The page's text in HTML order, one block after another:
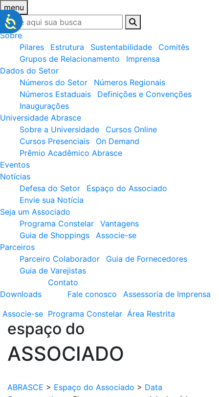
menu
Sobre
Pilares
Estrutura Sustentabilidade
Comitês
Grupos de Relacionamento
Imprensa
Dados do Setor
Números do Setor
Números Regionais
Números Estaduais
Definições e Convenções
Inaugurações
Universidade Abrasce
Sobre a Universidade
Cursos Online
Cursos Presenciais
On Demand
Prêmio Acadêmico Abrasce
Eventos
Notícias
Defesa do Setor
Espaço do Associado
Envie sua Notícia
Seja um Associado
Programa Constelar
Vantagens
Guia de Shoppings
Associe-se
Parceiros
Parceiro Colaborador
Guia de Fornecedores
Guia de Varejistas
Downloads
Contato
Fale conosco
Assessoria de Imprensa
Associe-se Programa Constelar Área Restrita
espaço do
ASSOCIADO
ABRASCE > Espaço do Associado > Data